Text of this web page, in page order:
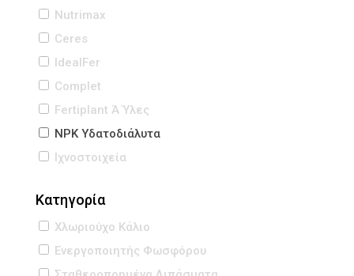
Nutrimax
Ceres
IdealFer
Complet
Fertiplant Ά Ύλες
NPK Υδατοδιάλυτα
Iχνοστοιχεία
Κατηγορία
Χλωριούχο Κάλιο
Ενεργοποιητής Φωσφόρου